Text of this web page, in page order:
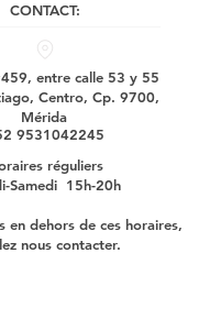
CONTACT:
entre calle 53 y 55
Centro, Cp. 9700,
Mérida
9531042245
réguliers
Samedi 15h-20h
en dehors de ces horaires,
nous contacter.